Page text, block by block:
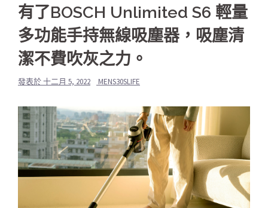
有了BOSCH Unlimited S6 輕量
多功能手持無線吸塵器，吸塵清
潔不費吹灰之力。
發表於十二月 5, 2022 MENS30SLIFE